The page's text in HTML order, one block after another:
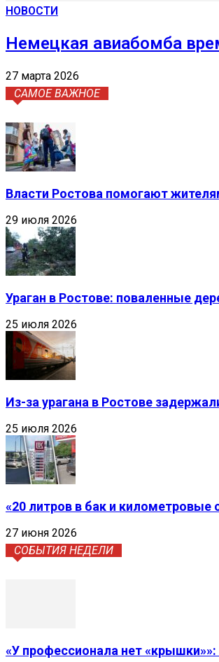
НОВОСТИ
Немецкая авиабомба
27 марта 2026
САМОЕ ВАЖНОЕ
Власти Ростова помогают
29 июля 2026
Ураган в Ростове: поваленные
25 июля 2026
Из-за урагана в Ростове
25 июля 2026
«20 литров в бак и
27 июня 2026
СОБЫТИЯ НЕДЕЛИ
«У профессионала нет